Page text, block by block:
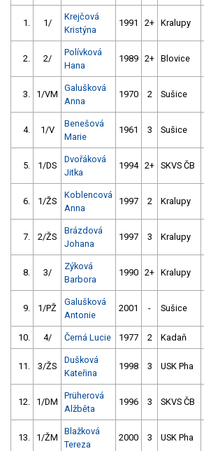
1. 1/
Krejčová
Kristýna
1991 2+ Kralupy
2. 2/
Polívková
Hana
1989 2+ Blovice
3. 1/VM
Galušková
Anna
1970 2 Sušice
4. 1/V
Benešová
Marie
1961 3 Sušice
5. 1/DS
Dvořáková
Jitka
1994 2+ SKVS ČB
6. 1/ŽS
Koblencová
Anna
1997 2 Kralupy
7. 2/ŽS
Brázdová
Johana
1997 3 Kralupy
8. 3/
Zýková
Barbora
1990 2+ Kralupy
9. 1/PŽ
Galušková
Antonie
2001 - Sušice
10. 4/ Černá Lucie 1977 2 Kadaň
11. 3/ŽS
Dušková
Kateřina
1998 3 USK Pha
12. 1/DM
Prüherová
Alžběta
1996 3 SKVS ČB
13. 1/ŽM
Blažková
Tereza
2000 3 USK Pha